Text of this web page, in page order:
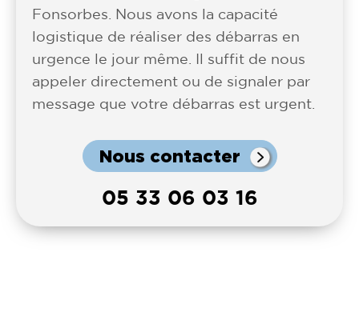
Fonsorbes. Nous avons la capacité
logistique de réaliser des débarras en
urgence le jour même. Il suffit de nous
appeler directement ou de signaler par
message que votre débarras est urgent.
Nous contacter
05 33 06 03 16